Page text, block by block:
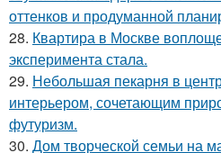
оттенков и продуманной
28. Квартира в Москве
эксперимента стала.
29. Небольшая пекарня в
интерьером, сочетающим
футуризм.
30. Дом творческой семьи на